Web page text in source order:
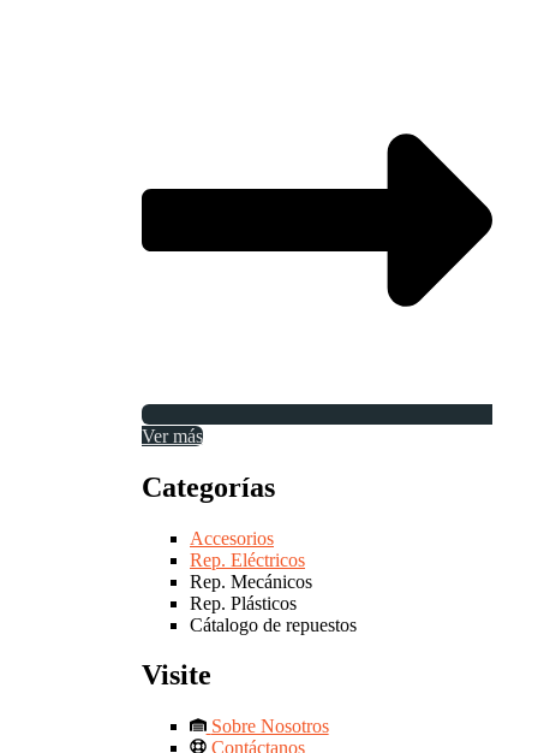
Ver más
Categorías
Accesorios
Rep. Eléctricos
Rep. Mecánicos
Rep. Plásticos
Cátalogo de repuestos
Visite
Sobre Nosotros
Contáctanos